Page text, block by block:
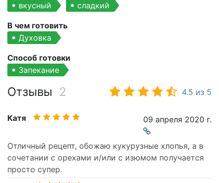
вкусный
сладкий
В чем готовить
Духовка
Способ готовки
Запекание
Отзывы 2 4.5 из 5
09 апреля 2020 г.
Катя
Отличный рецепт, обожаю кукурузные хлопья, а в
сочетании с орехами и/или с изюмом получается
просто супер.